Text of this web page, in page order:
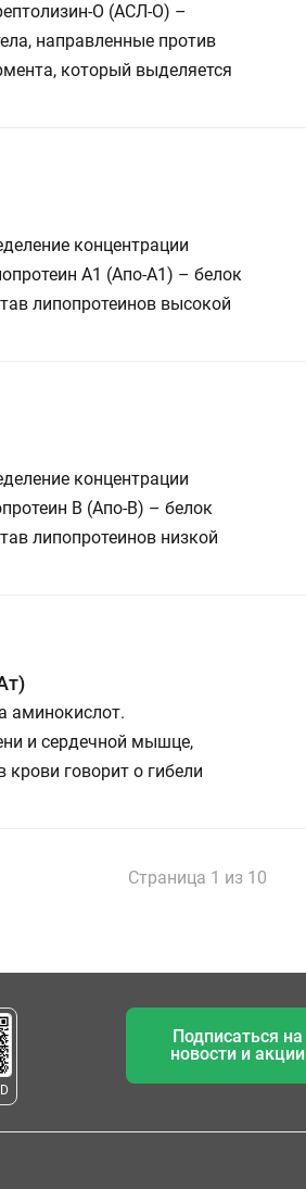
О (АСЛ-О) –
направленные против
который выделяется
концентрации
А1 (Апо-А1) – белок
липопротеинов высокой
концентрации
B (Апо-В) – белок
липопротеинов низкой
аминокислот.
и сердечной мышце,
крови говорит о гибели
Страница 1 из 10
Подписаться на
новости и акции